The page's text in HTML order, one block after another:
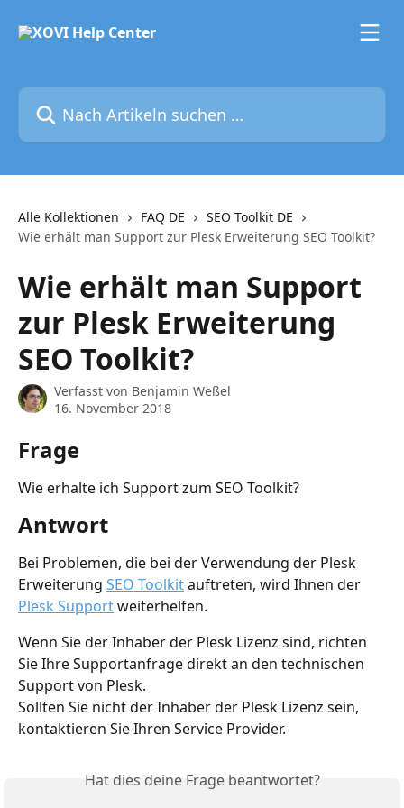
Nach Artikeln suchen …
Alle Kollektionen FAQ DE
SEO Toolkit DE
Wie erhält man Support zur Plesk Erweiterung SEO Toolkit?
Wie erhält man Support
zur Plesk Erweiterung
SEO Toolkit?
Verfasst von Benjamin Weßel
16. November 2018
Frage
Wie erhalte ich Support zum SEO Toolkit?
Antwort
Bei Problemen, die bei der Verwendung der Plesk
Erweiterung SEO Toolkit auftreten, wird Ihnen der
Plesk Support weiterhelfen.
Wenn Sie der Inhaber der Plesk Lizenz sind, richten
Sie Ihre Supportanfrage direkt an den technischen
Support von Plesk.
Sollten Sie nicht der Inhaber der Plesk Lizenz sein,
kontaktieren Sie Ihren Service Provider.
Hat dies deine Frage beantwortet?